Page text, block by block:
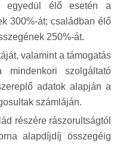
egyedül élő esetén a
300%-át; családban élő
250%-át.
valamint a támogatás
szolgáltató
adatok alapján a
számláján.
részére rászorultságtól
alapdíjdíj összegéig